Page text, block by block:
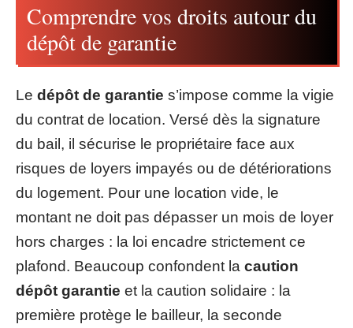
Comprendre vos droits autour du
dépôt de garantie
Le dépôt de garantie s’impose comme la vigie
du contrat de location. Versé dès la signature
du bail, il sécurise le propriétaire face aux
risques de loyers impayés ou de détériorations
du logement. Pour une location vide, le
montant ne doit pas dépasser un mois de loyer
hors charges : la loi encadre strictement ce
plafond. Beaucoup confondent la caution
dépôt garantie et la caution solidaire : la
première protège le bailleur, la seconde